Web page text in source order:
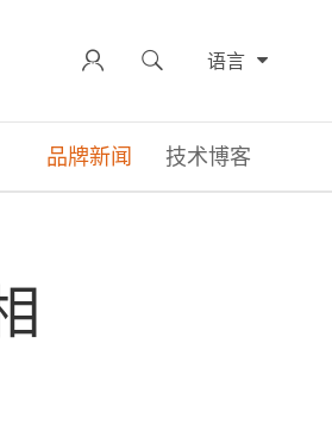
  语言
品牌新闻 技术博客